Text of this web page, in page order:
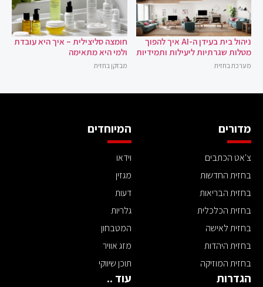
ניהול בית בעידן ה-AI איך להפוך
מטלות שגרתיות ליעילות ותמידיות
מערכת בחזית
חומצה סליצילית – איך היא עובדת
ולמי היא מתאימה
מבזקן בחזית
מדורים
צ'אט הכתבים
בחזית החדשות
בחזית הבריאות
בחזית הכלכלית
בחזית לאישה
בחזית היהדות
בחזית המוזיקה
המיוחדים
וידאו
מגזין
דעות
גלריות
המטבחון
מזג אוויר
תוכן שיווקי
הגדרות עוד ..